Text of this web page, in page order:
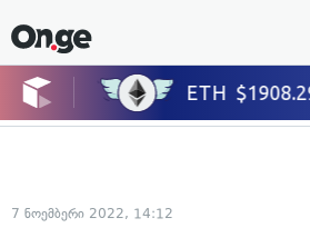
7 ნოემბერი 2022, 14:12